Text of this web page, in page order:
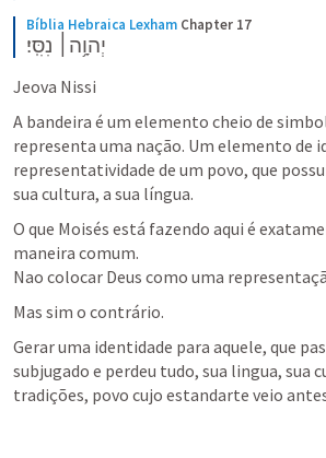
Bíblia Hebraica Lexham Chapter 17
יְהוָ֥ה׀ נִסִּֽי׃
Jeova Nissi
A bandeira é um elemento cheio de
representa uma nação. Um elemento de
representatividade de um povo, que
sua cultura, a sua língua.
O que Moisés está fazendo aqui é
maneira comum.
Nao colocar Deus como uma
Mas sim o contrário.
Gerar uma identidade para aquele, que
subjugado e perdeu tudo, sua lingua, sua
tradições, povo cujo estandarte veio